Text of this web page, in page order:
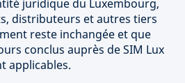
juridique du Luxembourg,
distributeurs et autres tiers
reste inchangée et que
conclus auprès de SIM Lux
applicables.